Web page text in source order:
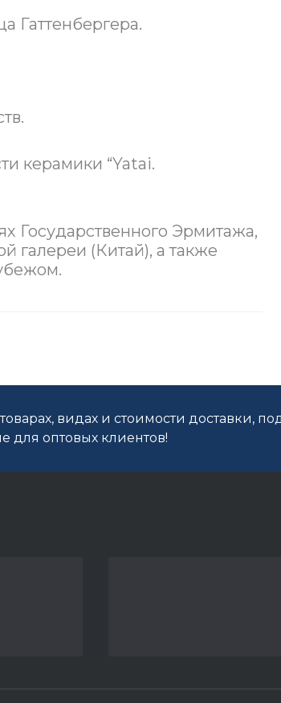
Гаттенбергера.
керамики “Yatai.
Государственного Эрмитажа,
галереи (Китай), а также
видах и стоимости доставки,
оптовых клиентов!